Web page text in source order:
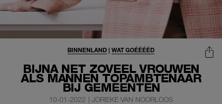
BIJNA NET ZOVEEL VROUWEN
ALS MANNEN TOPAMBTENAAR
BIJ GEMEENTEN
BINNENLAND | WAT GOÉÉÉÉD
10-01-2022 | JORIEKE VAN NOORLOOS